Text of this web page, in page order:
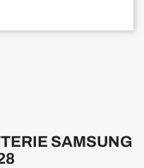
SAMSUNG